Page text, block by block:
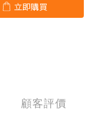
立即購買
顧客評價